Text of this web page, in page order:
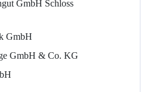
GmbH Schloss
GmbH
GmbH & Co. KG